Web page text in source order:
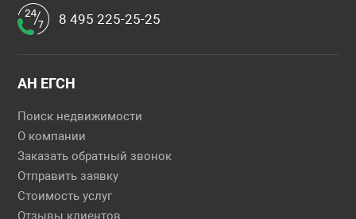
8 495 225-25-25
АН ЕГСН
Поиск недвижимости
О компании
Заказать обратный звонок
Отправить заявку
Стоимость услуг
Отзывы клиентов